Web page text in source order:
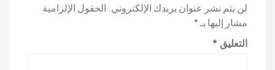
لن يتم نشر عنوان بريدك الإلكتروني. الحقول الإلزامية
مشار إليها بـ*
التعليق *